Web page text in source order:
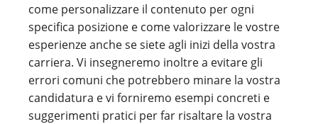
come personalizzare il contenuto per ogni
specifica posizione e come valorizzare le vostre
esperienze anche se siete agli inizi della vostra
carriera. Vi insegneremo inoltre a evitare gli
errori comuni che potrebbero minare la vostra
candidatura e vi forniremo esempi concreti e
suggerimenti pratici per far risaltare la vostra